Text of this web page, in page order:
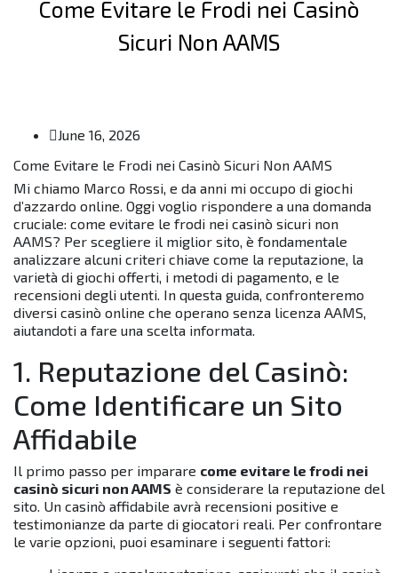
Come Evitare le Frodi nei Casinò
Sicuri Non AAMS
June 16, 2026
Come Evitare le Frodi nei Casinò Sicuri Non AAMS
Mi chiamo Marco Rossi, e da anni mi occupo di giochi
d’azzardo online. Oggi voglio rispondere a una domanda
cruciale: come evitare le frodi nei casinò sicuri non
AAMS? Per scegliere il miglior sito, è fondamentale
analizzare alcuni criteri chiave come la reputazione, la
varietà di giochi offerti, i metodi di pagamento, e le
recensioni degli utenti. In questa guida, confronteremo
diversi casinò online che operano senza licenza AAMS,
aiutandoti a fare una scelta informata.
1. Reputazione del Casinò:
Come Identificare un Sito
Affidabile
Il primo passo per imparare come evitare le frodi nei
casinò sicuri non AAMS è considerare la reputazione del
sito. Un casinò affidabile avrà recensioni positive e
testimonianze da parte di giocatori reali. Per confrontare
le varie opzioni, puoi esaminare i seguenti fattori: